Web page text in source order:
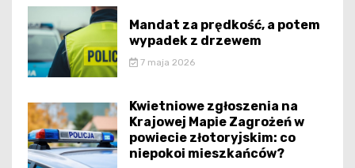
Mandat za prędkość, a potem
wypadek z drzewem
7 maja 2026
Kwietniowe zgłoszenia na
Krajowej Mapie Zagrożeń w
powiecie złotoryjskim: co
niepokoi mieszkańców?